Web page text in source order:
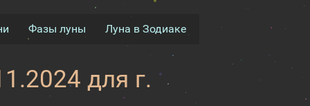
Фазы луны Луна в Зодиаке
для г.